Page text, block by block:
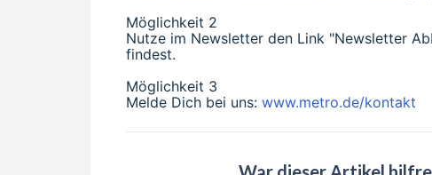
Möglichkeit 2
Nutze im Newsletter den Link "Newsletter
findest.
Möglichkeit 3
Melde Dich bei uns: www.metro.de/kontakt